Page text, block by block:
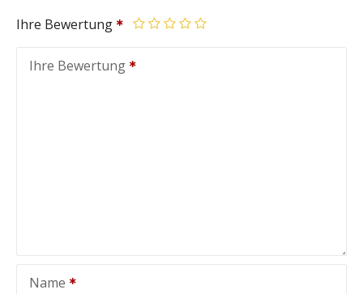
Ihre Bewertung
Ihre Bewertung
Name